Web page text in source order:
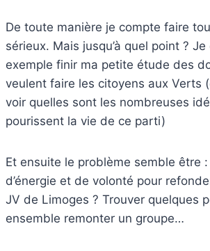
De toute manière je compte faire
sérieux. Mais jusqu’à quel point ?
exemple finir ma petite étude des
veulent faire les citoyens aux Verts
voir quelles sont les nombreuses
pourissent la vie de ce parti)
Et ensuite le problème semble être
d’énergie et de volonté pour
JV de Limoges ? Trouver quelques
ensemble remonter un groupe…